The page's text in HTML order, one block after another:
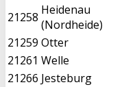
21258 Heidenau
(Nordheide)
21259 Otter
21261 Welle
21266 Jesteburg